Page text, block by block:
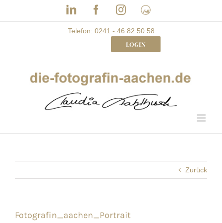
LinkedInFacebookInstagram
Frau
mit
Bizz
Telefon: 0241 - 46 82 50 58
LOGIN
Zurück
Fotografin_aachen_Portrait